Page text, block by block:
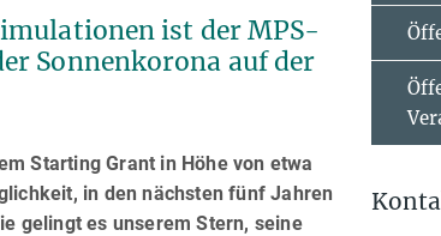
ist der MPS-
Sonnenkorona auf der
Starting Grant in Höhe von etwa
in den nächsten fünf Jahren
gelingt es unserem Stern, seine